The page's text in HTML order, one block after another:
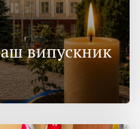
випускник